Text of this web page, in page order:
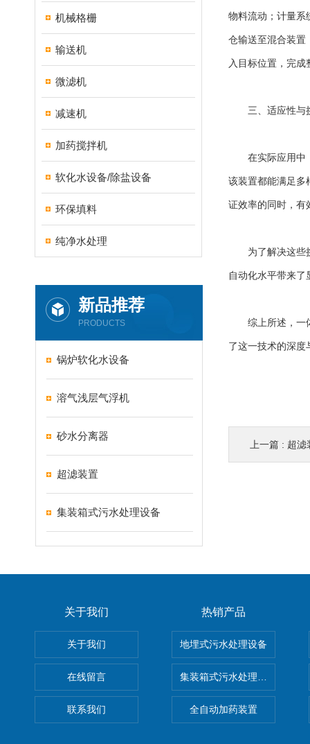
机械格栅
输送机
微滤机
减速机
加药搅拌机
软化水设备/除盐设备
环保填料
纯净水处理
新品推荐
PRODUCTS
锅炉软化水设备
溶气浅层气浮机
砂水分离器
超滤装置
集装箱式污水处理设备
物料流动；计量系
仓输送至混合装置
入目标位置，完成
三、适应性与
在实际应用中，
该装置都能满足多
证效率的同时，有
为了解决这些挑
自动化水平带来
综上所述，一体
了这一技术的深度
上一篇 : 超滤
关于我们
关于我们
在线留言
联系我们
热销产品
地埋式污水处理设备
集装箱式污水处理设备
全自动加药装置